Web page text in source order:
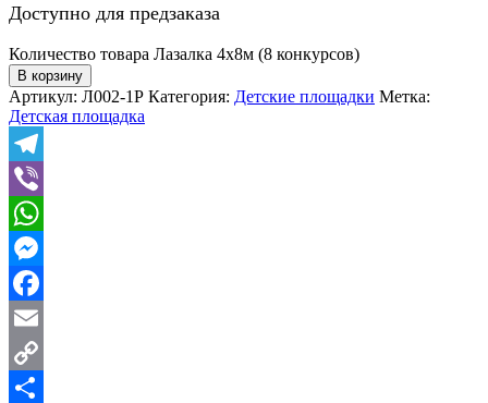
Доступно для предзаказа
Количество товара Лазалка 4x8м (8 конкурсов)
В корзину
Артикул: Л002-1Р Категория: Детские площадки Метка:
Детская площадка
Telegram
Viber
WhatsApp
Messenger
Facebook
Email
Copy